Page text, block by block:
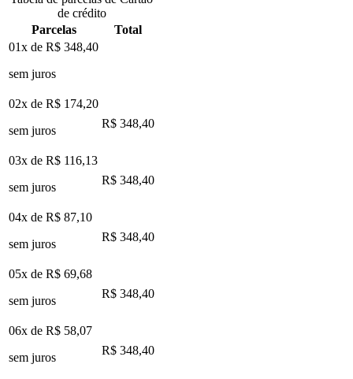
de crédito
Parcelas
Total
01x de R$ 348,40
sem juros
02x de R$ 174,20
sem juros
R$ 348,40
03x de R$ 116,13
sem juros
R$ 348,40
04x de R$ 87,10
sem juros
R$ 348,40
05x de R$ 69,68
sem juros
R$ 348,40
06x de R$ 58,07
sem juros
R$ 348,40